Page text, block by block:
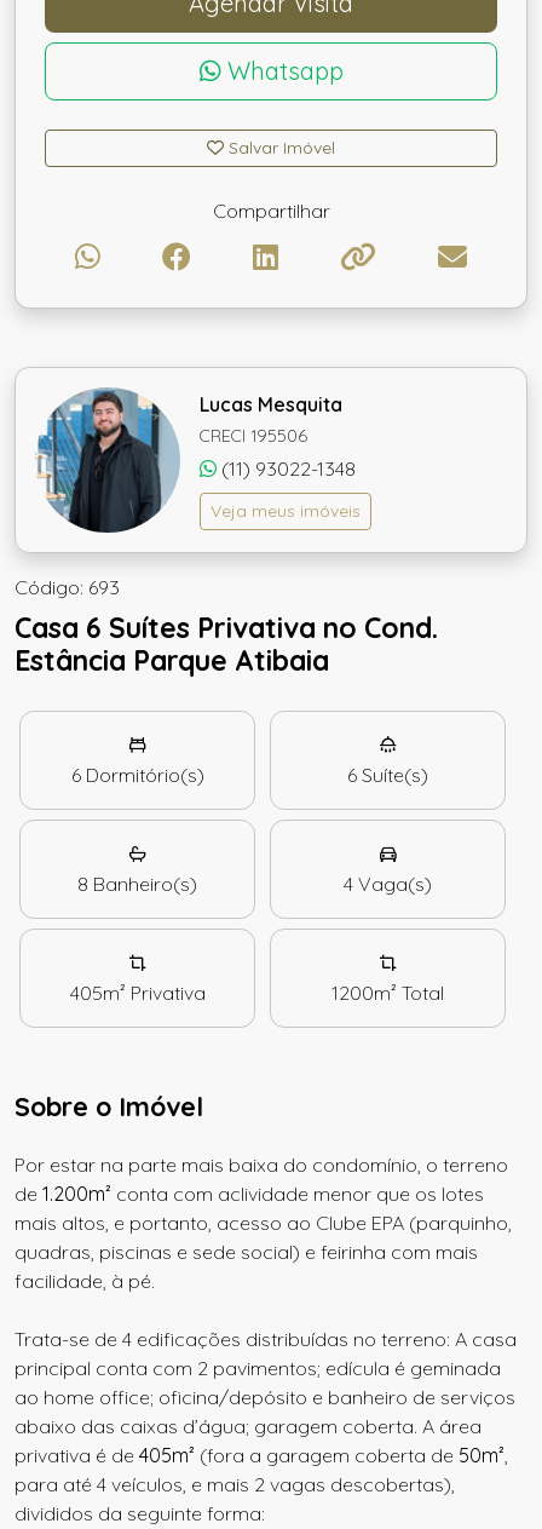
Código: 693
Casa 6 Suítes Privativa no Cond.
Estância Parque Atibaia
6 Dormitório(s) 6 Suíte(s)
8 Banheiro(s) 4 Vaga(s)
405m² Privativa 1200m² Total
Sobre o Imóvel
Por estar na parte mais baixa do condomínio, o terreno
de 1.200m² conta com aclividade menor que os lotes
mais altos, e portanto, acesso ao Clube EPA (parquinho,
quadras, piscinas e sede social) e feirinha com mais
facilidade, à pé.
Trata-se de 4 edificações distribuídas no terreno: A casa
principal conta com 2 pavimentos; edícula é geminada
ao home office; oficina/depósito e banheiro de serviços
abaixo das caixas d’água; garagem coberta. A área
privativa é de 405m² (fora a garagem coberta de 50m²,
para até 4 veículos, e mais 2 vagas descobertas),
divididos da seguinte forma:
Whatsapp
Salvar Imóvel
Compartilhar
Lucas Mesquita
CRECI 195506
(11) 93022-1348
Veja meus imóveis